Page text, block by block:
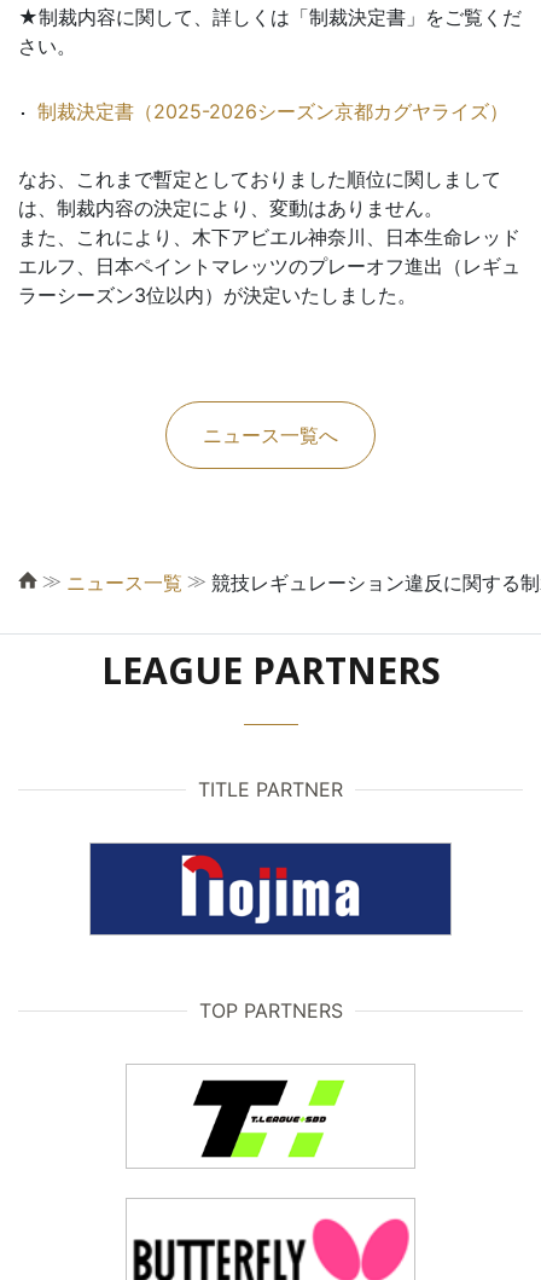
★制裁内容に関して、詳しくは「制裁決定書」をご覧くだ
さい。
制裁決定書（2025-2026シーズン京都カグヤライズ）
なお、これまで暫定としておりました順位に関しまして
は、制裁内容の決定により、変動はありません。
また、これにより、木下アビエル神奈川、日本生命レッド
エルフ、日本ペイントマレッツのプレーオフ進出（レギュ
ラーシーズン3位以内）が決定いたしました。
ニュース一覧へ
≫ ニュース一覧 ≫ 競技レギュレーション違反に関する
LEAGUE PARTNERS
TITLE PARTNER
TOP PARTNERS